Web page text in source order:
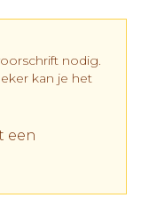
nodig.
kan je het
een